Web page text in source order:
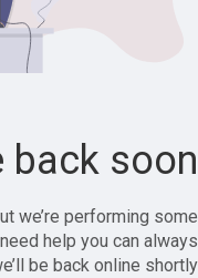
back soon!
we’re performing some
help you can always
be back online shortly!